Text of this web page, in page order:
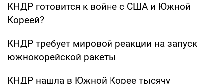
КНДР готовится к войне с США и Южной
Кореей?
КНДР требует мировой реакции на запуск
южнокорейской ракеты
КНДР нашла в Южной Корее тысячу